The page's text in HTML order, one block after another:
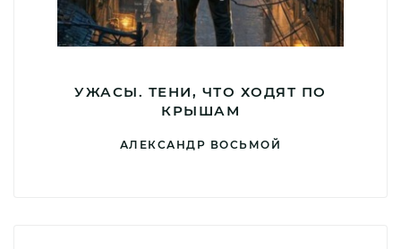
УЖАСЫ. ТЕНИ, ЧТО ХОДЯТ ПО
КРЫШАМ
АЛЕКСАНДР ВОСЬМОЙ